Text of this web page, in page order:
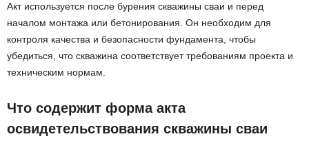
Акт используется после бурения скважины сваи и перед
началом монтажа или бетонирования. Он необходим для
контроля качества и безопасности фундамента, чтобы
убедиться, что скважина соответствует требованиям проекта и
техническим нормам.
Что содержит форма акта
освидетельствования скважины сваи